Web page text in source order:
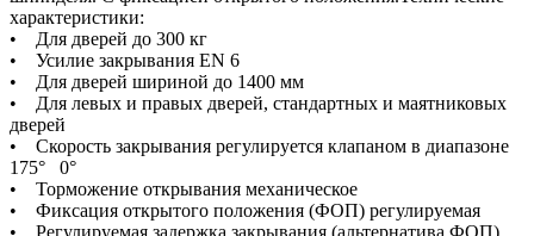
характеристики:
• Для дверей до 300 кг
• Усилие закрывания EN 6
• Для дверей шириной до 1400 мм
• Для левых и правых дверей, стандартных и маятниковых
дверей
• Скорость закрывания регулируется клапаном в диапазоне
175° 0°
• Торможение открывания механическое
• Фиксация открытого положения (ФОП) регулируемая
• Регулируемая задержка закрывания (альтернатива ФОП)